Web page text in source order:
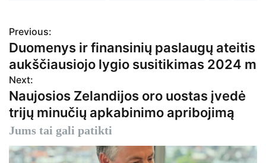
N
a
v
i
g
a
Previous:
Duomenys ir finansinių paslaugų ateitis
aukščiausiojo lygio susitikimas 2024 m
Next:
Naujosios Zelandijos oro uostas įvedė
trijų minučių apkabinimo apribojimą
Jums tai gali patikti